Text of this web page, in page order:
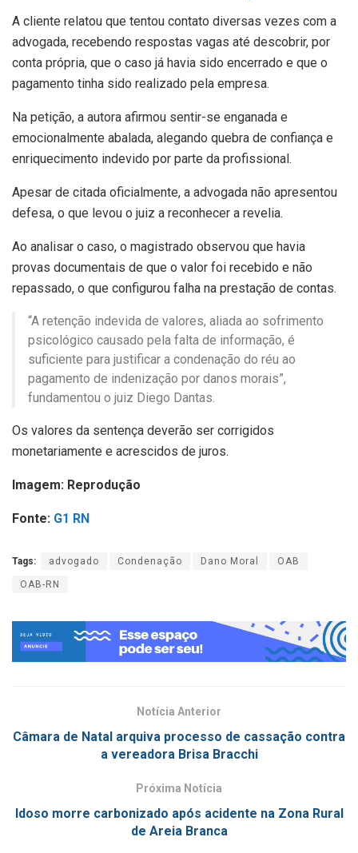
A cliente relatou que tentou contato diversas vezes com a
advogada, recebendo respostas vagas até descobrir, por
conta própria, que o caso já havia sido encerrado e que o
pagamento tinha sido realizado pela empresa.
Na petição, a autora afirmou sentir-se enganada e
emocionalmente abalada, alegando quebra de confiança e
enriquecimento indevido por parte da profissional.
Apesar de citada oficialmente, a advogada não apresentou
defesa, o que levou o juiz a reconhecer a revelia.
Ao analisar o caso, o magistrado observou que havia
provas documentais de que o valor foi recebido e não
repassado, o que configurou falha na prestação de contas.
“A retenção indevida de valores, aliada ao sofrimento
psicológico causado pela falta de informação, é
suficiente para justificar a condenação do réu ao
pagamento de indenização por danos morais”,
fundamentou o juiz Diego Dantas.
Os valores da sentença deverão ser corrigidos
monetariamente e acrescidos de juros.
Imagem: Reprodução
Fonte: G1 RN
Tags: advogado Condenação Dano Moral OAB
OAB-RN
Notícia Anterior
Câmara de Natal arquiva processo de cassação contra
a vereadora Brisa Bracchi
Próxima Notícia
Idoso morre carbonizado após acidente na Zona Rural
de Areia Branca